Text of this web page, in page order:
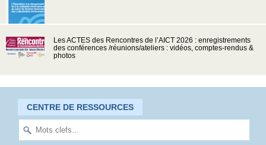
Les ACTES des Rencontres de l’AICT 2026 : enregistrements
des conférences /réunions/ateliers : vidéos, comptes-rendus &
photos
CENTRE DE RESSOURCES